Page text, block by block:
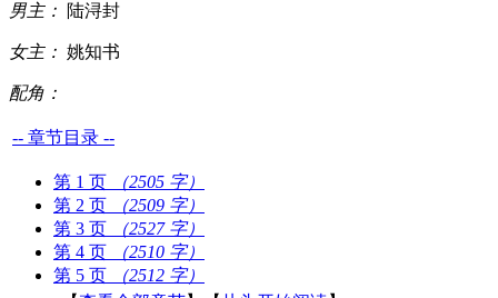
男主： 陆浔封
女主： 姚知书
配角：
-- 章节目录 --
第 1 页
（2505 字）
第 2 页
（2509 字）
第 3 页
（2527 字）
第 4 页
（2510 字）
第 5 页
（2512 字）